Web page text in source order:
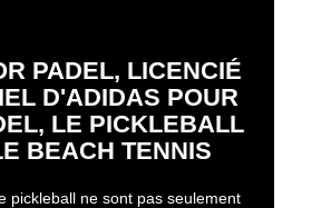
PADEL, LICENCIÉ
D'ADIDAS POUR
LE PICKLEBALL
BEACH TENNIS
pickleball ne sont pas seulement